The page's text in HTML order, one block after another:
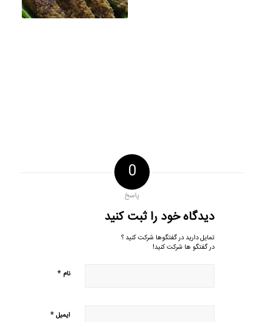
0
پاسخ
دیدگاه خود را ثبت کنید
تمایل دارید در گفتگوها شرکت کنید ؟
در گفتگو ها شرکت کنید!
نام *
ایمیل*